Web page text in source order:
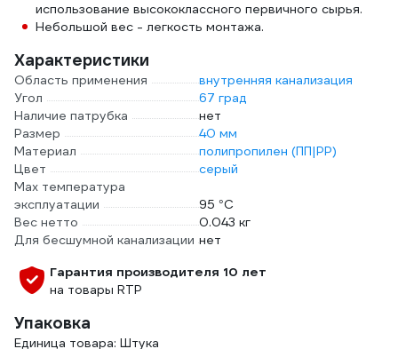
использование высококлассного первичного сырья.
Небольшой вес - легкость монтажа.
Характеристики
Область применения
внутренняя канализация
Угол
67 град
Наличие патрубка
нет
Размер
40 мм
Материал
полипропилен (ПП|PP)
Цвет
серый
Max температура
эксплуатации
95 °С
Вес нетто
0.043 кг
Для бесшумной канализации нет
Гарантия производителя 10 лет
на товары RTP
Упаковка
Единица товара: Штука